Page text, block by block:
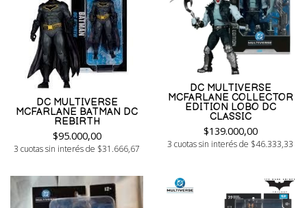
DC MULTIVERSE
MCFARLANE BATMAN DC
REBIRTH
$95.000,00
3 cuotas sin interés de $31.666,67
DC MULTIVERSE
MCFARLANE COLLECTOR
EDITION LOBO DC
CLASSIC
$139.000,00
3 cuotas sin interés de $46.333,33